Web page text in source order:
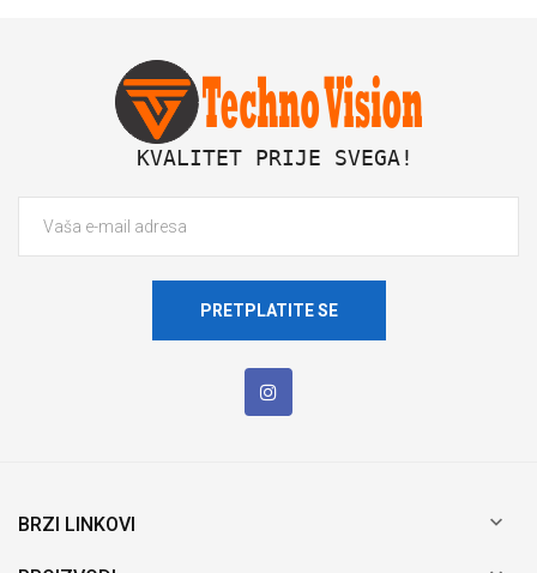
KVALITET PRIJE SVEGA!
PRETPLATITE SE
BRZI LINKOVI 